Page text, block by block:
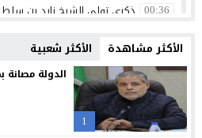
00:36 ذكرى تولي الشيخ زايد بن
الإعلامي أحمد القاسم يشكر
23:16 مركز جامعة الزيتونة الأردنية
23:12 جامعة الزيتونة الأردنية
21:09 “العلوم التطبيقية” تحتضن
الأكثر مشاهدة الأكثر شعبية
1
الدولة